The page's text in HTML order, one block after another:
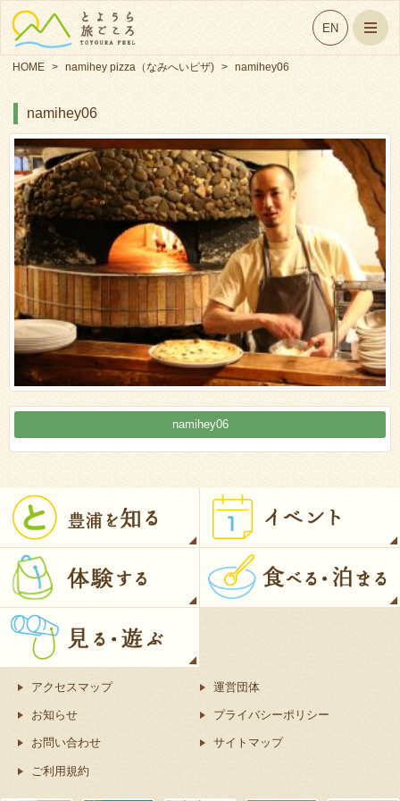
EN
HOME > namihey pizza（なみへいピザ) > namihey06
namihey06
namihey06
アクセスマップ
お知らせ
お問い合わせ
ご利用規約
運営団体
プライバシーポリシー
サイトマップ